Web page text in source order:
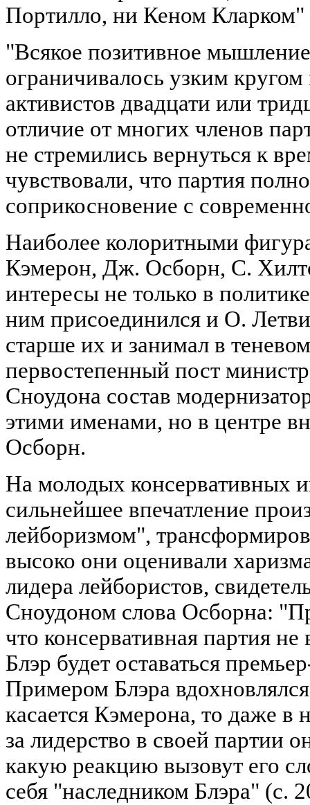
Портилло, ни Кеном Кларком"
"Всякое позитивное
ограничивалось узким
активистов двадцати или
отличие от многих членов
не стремились вернуться к
чувствовали, что партия
соприкосновение с
Наиболее колоритными
Кэмерон, Дж. Осборн, С.
интересы не только в
ним присоединился и О.
старше их и занимал в
первостепенный пост
Сноудона состав
этими именами, но в центре
Осборн.
На молодых консервативных
сильнейшее впечатление
лейборизмом",
высоко они оценивали
лидера лейбористов,
Сноудоном слова Осборна:
что консервативная партия
Блэр будет оставаться
Примером Блэра
касается Кэмерона, то даже
за лидерство в своей партии
какую реакцию вызовут его
себя "наследником Блэра" (с.